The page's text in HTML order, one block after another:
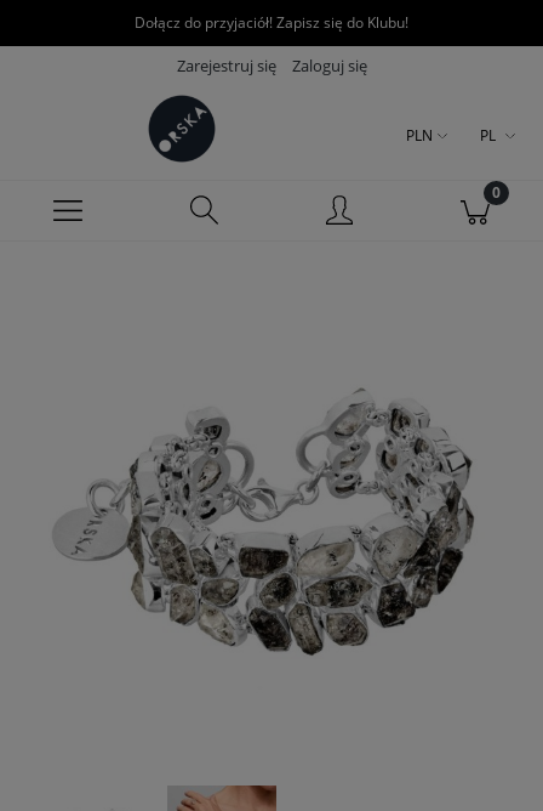
Dołącz do przyjaciół! Zapisz się do Klubu!
Zarejestruj się Zaloguj się
PLN PL